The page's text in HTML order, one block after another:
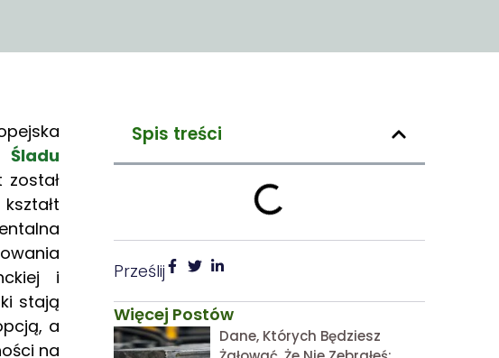
i
stają
a
na
Spis treści
Prześlij
Więcej Postów
Dane, Których Będziesz